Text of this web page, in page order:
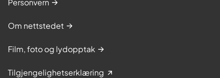
Om nettstedet
Film, foto og lydopptak
Tilgjengelighetserklæring